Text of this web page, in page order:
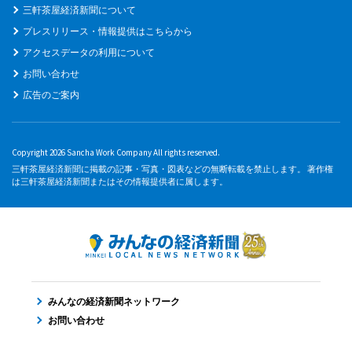
三軒茶屋経済新聞について
プレスリリース・情報提供はこちらから
アクセスデータの利用について
お問い合わせ
広告のご案内
Copyright 2026 Sancha Work Company All rights reserved.
三軒茶屋経済新聞に掲載の記事・写真・図表などの無断転載を禁止します。 著作権
は三軒茶屋経済新聞またはその情報提供者に属します。
みんなの経済新聞ネットワーク
お問い合わせ